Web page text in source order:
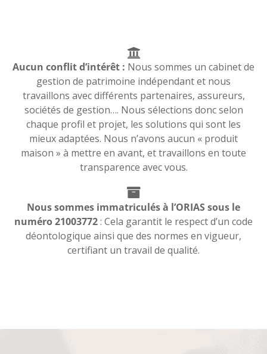
Aucun conflit d’intérêt : Nous sommes un cabinet de
gestion de patrimoine indépendant et nous
travaillons avec différents partenaires, assureurs,
sociétés de gestion…. Nous sélections donc selon
chaque profil et projet, les solutions qui sont les
mieux adaptées. Nous n’avons aucun « produit
maison » à mettre en avant, et travaillons en toute
transparence avec vous.
Nous sommes immatriculés à l’ORIAS sous le
numéro 21003772: Cela garantit le respect d’un code
déontologique ainsi que des normes en vigueur,
certifiant un travail de qualité.